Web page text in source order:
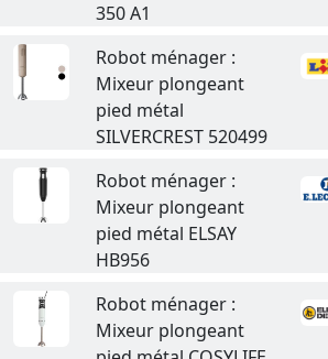
350 A1
Robot ménager :
Mixeur plongeant
pied métal
SILVERCREST 520499
Robot ménager :
Mixeur plongeant
pied métal ELSAY
HB956
Robot ménager :
Mixeur plongeant